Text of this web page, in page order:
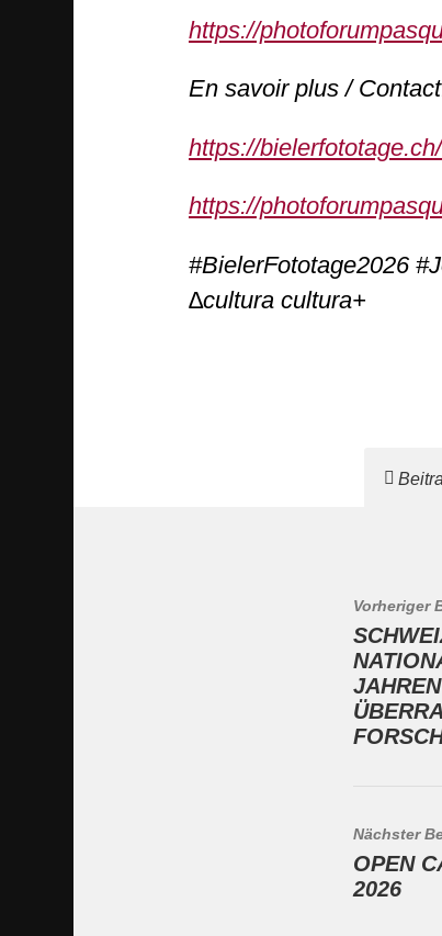
https://
En savoir plus /
https://
https://
#BielerFototage2026
∆cultura cultura+
Vorheriger
Nächster
OPEN
2026